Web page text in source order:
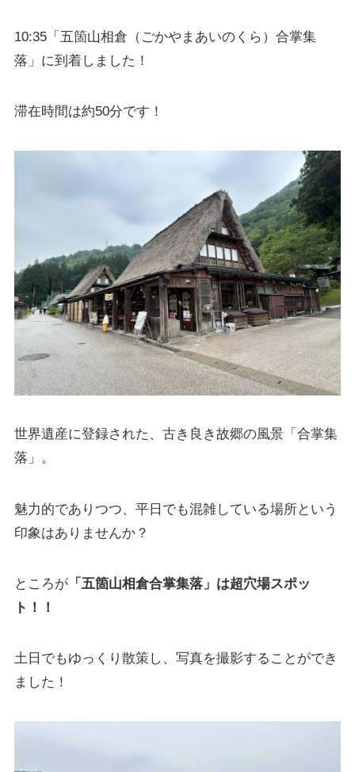
10:35「五箇山相倉（ごかやまあいのくら）合掌集
落」に到着しました！
滞在時間は約50分です！
世界遺産に登録された、古き良き故郷の風景「合掌集
落」。
魅力的でありつつ、平日でも混雑している場所という
印象はありませんか？
ところが「五箇山相倉合掌集落」は超穴場スポッ
ト！！
土日でもゆっくり散策し、写真を撮影することができ
ました！